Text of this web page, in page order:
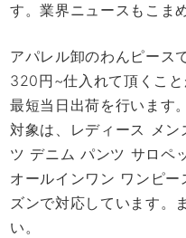
す。業界ニュースもこま
アパレル卸のわんピース
320円~仕入れて頂くこと
最短当日出荷を行います
対象は、レディース メ
ツ デニム パンツ サロペ
オールインワン ワンピ
ズンで対応しています。
い。